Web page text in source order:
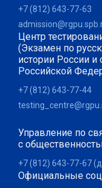
+7 (812) 643-77-63
Центр
(Экзамен по
истории России и
Российской
+7 (812) 643-77-44
Управление по
с
+7 (812) 643-77-67
Официальные